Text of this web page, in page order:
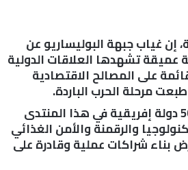
إن غياب جبهة البوليساريو عن
تشهدها العلاقات الدولية
على المصالح الاقتصادية
مرحلة الحرب الباردة.
وأضاف أقنوش، ضمن تصريح للصحافة، أن مشاركة 50 دولة إفريقية في هذا المنتدى
والرقمنة والأمن الغذائي
بناء شراكات عملية وقادرة على